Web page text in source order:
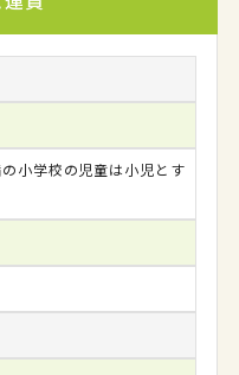
小学校の児童は小児とす